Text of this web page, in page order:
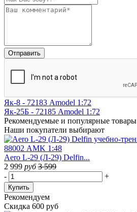
Як-8 - 72183 Amodel 1:72
Як-25Б - 72185 Amodel 1:72
Рекомендуемые и популярные товары
Наши покупатели выбирают
Aero L-29 (Л-29) Delfin...
2 999 руб 3 599
-
+
Купить
Рекомендуем
Скидка 600 руб